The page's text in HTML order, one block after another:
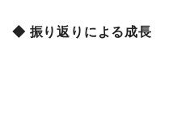
◆ 振り返りによる成長